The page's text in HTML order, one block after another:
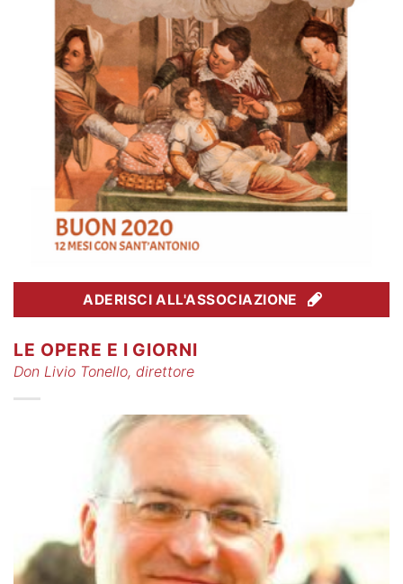
ADERISCI ALL'ASSOCIAZIONE
LE OPERE E I GIORNI
Don Livio Tonello, direttore